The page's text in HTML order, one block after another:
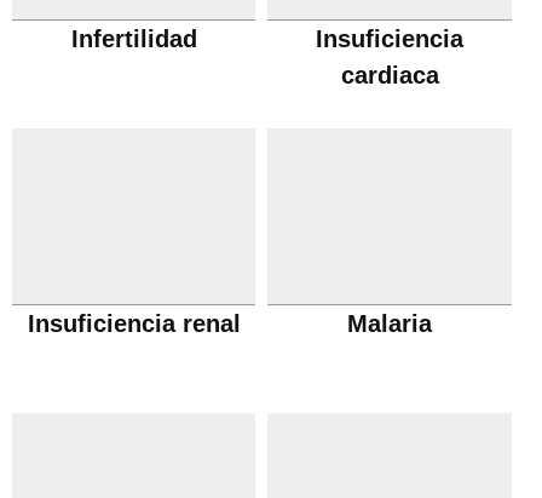
Infertilidad
Insuficiencia
cardiaca
Insuficiencia renal Malaria